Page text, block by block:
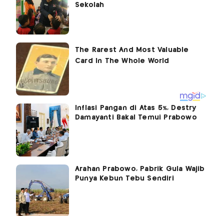
Sekolah
Inflasi Pangan di Atas 5%, Destry
Damayanti Bakal Temui Prabowo
Arahan Prabowo, Pabrik Gula Wajib
Punya Kebun Tebu Sendiri